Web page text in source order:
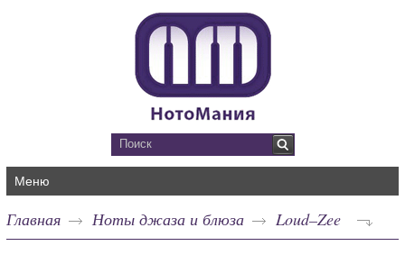
Меню
Главная Ноты джаза и блюза Loud–Zee